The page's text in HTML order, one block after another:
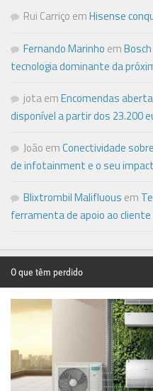
Rui Carriço emHisense
Fernando Marinho em
tecnologia dominante da
jotaemEncomendas
disponível a partir dos 23.200
João emConectividade
de infotainment e o seu
Blixtrombil Malifluous em
ferramenta de apoio ao cliente
O que têm perdido